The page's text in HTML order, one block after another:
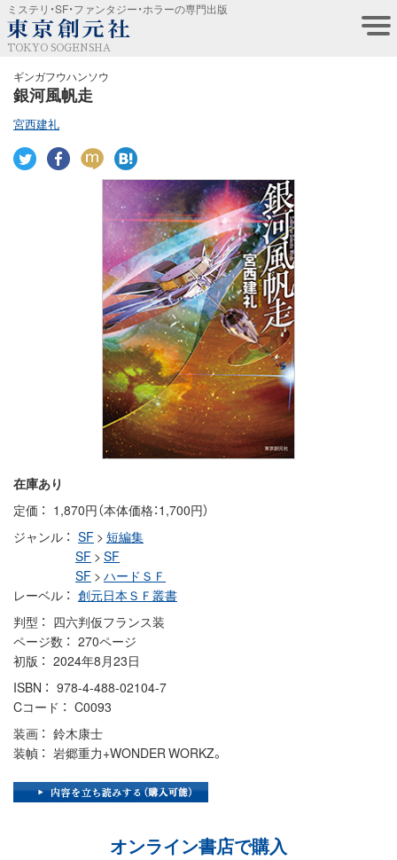
ミステリ・SF・ファンタジー・ホラーの専門出版
TOKYO SOGENSHA
ギンガフウハンソウ
銀河風帆走
宮西建礼
在庫あり
定価
1,870円（本体価格：1,700円）
ジャンル
SF > 短編集
SF > SF
SF > ハードＳＦ
レーベル
創元日本ＳＦ叢書
判型
四六判仮フランス装
ページ数
270ページ
初版
2024年8月23日
ISBN
978-4-488-02104-7
Cコード
C0093
装画
鈴木康士
装幀
岩郷重力+WONDER WORKZ。
オンライン書店で購入